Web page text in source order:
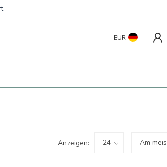
EUR
Anzeigen: